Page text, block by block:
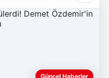
Güncel Haberler